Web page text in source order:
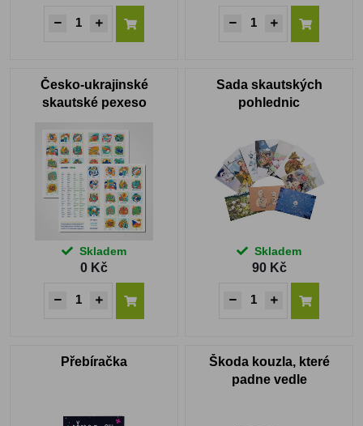
Česko-ukrajinské
skautské pexeso
Skladem
0 Kč
Sada skautských
pohlednic
Skladem
90 Kč
Přebíračka
Škoda kouzla, které
padne vedle